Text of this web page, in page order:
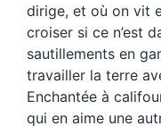
dirige, et où on vit
croiser si ce n’est
sautillements en
travailler la terre
Enchantée à
qui en aime une